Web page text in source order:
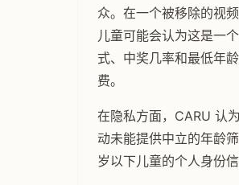
众。在一个被移除的视
儿童可能会认为这是一
式、中奖几率和最低年
费。
在隐私方面，CARU 认
动未能提供中立的年龄
岁以下儿童的个人身份